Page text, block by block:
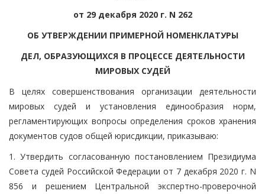
от 29 декабря 2020 г. N 262
ОБ УТВЕРЖДЕНИИ ПРИМЕРНОЙ НОМЕНКЛАТУРЫ
ДЕЛ, ОБРАЗУЮЩИХСЯ В ПРОЦЕССЕ ДЕЯТЕЛЬНОСТИ
МИРОВЫХ СУДЕЙ
В целях совершенствования организации деятельности
мировых судей и установления единообразия норм,
регламентирующих вопросы определения сроков хранения
документов судов общей юрисдикции, приказываю:
1. Утвердить согласованную постановлением Президиума
Совета судей Российской Федерации от 7 декабря 2020 г. N
856 и решением Центральной экспертно-проверочной